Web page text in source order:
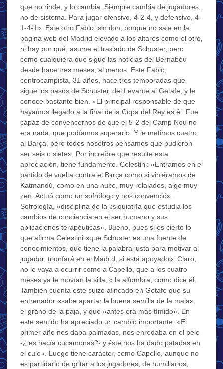
que no rinde, y lo cambia. Siempre cambia de jugadores,
no de sistema. Para jugar ofensivo, 4-2-4, y defensivo, 4-
1-4-1». Este otro Fabio, sin don, porque no sale en la
página web del Madrid elevado a los altares como el otro,
ni hay por qué, asume el traslado de Schuster, pero
como cualquiera que sigue las noticias del Bernabéu
desde hace tres meses, al menos. Este Fabio,
centrocampista, 31 años, hace tres temporadas que
sigue los pasos de Schuster, del Levante al Getafe, y le
conoce bastante bien. «El principal responsable de que
hayamos llegado a la final de la Copa del Rey es él. Fue
capaz de convencernos de que el 5-2 del Camp Nou no
era nada, que podíamos superarlo. Y le metimos cuatro
al Barça, pero todos nosotros pensamos que pudieron
ser seis o siete». Por increíble que resulte esta
apreciación, tiene fundamento. Celestini: «Entramos en el
partido de vuelta contra el Barça como si viniéramos de
Katmandú, como en una nube, muy relajados, algo muy
zen. Actuó como un sofrólogo y nos convenció».
Sofrología, «disciplina de la psiquiatría que estudia los
cambios de conciencia en el ser humano y sus
aplicaciones terapéuticas». Bueno, pues si es cierto lo
que afirma Celestini «que Schuster es una fuente de
conocimientos, que tiene la palabra justa para motivar al
jugador, triunfará en el Madrid, si está apoyado». Claro,
no le vaya a ocurrir como a Capello, que a los cuatro
meses ya le movían la silla, o la alfombra, como dice él.
También cuenta este suizo afincado en Getafe que su
entrenador «sabe apartar la buena semilla de la mala»,
el grano de la paja, y que «antes era más tímido». En
este sentido ha apreciado un cambio importante: «El
primer año nos daba palmadas, nos enredaba en el pelo
-¿les hacía cucamonas?- y éste nos ha dado patadas en
el culo». Luego tiene carácter, como Capello, aunque no
es partidario de gritar a los jugadores, de humillarlos,